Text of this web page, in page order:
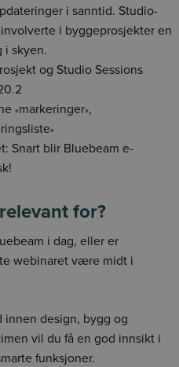
i sanntid. Studio-
i byggeprosjekter en
i skyen.
og Studio Sessions
«markeringer»,
»
Snart blir Bluebeam e-
for?
i dag, eller er
webinaret være midt i
innen design, bygg og
vil du få en god innsikt i
funksjoner.